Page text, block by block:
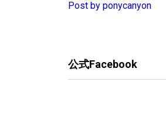
Post by ponycanyon
公式Facebook